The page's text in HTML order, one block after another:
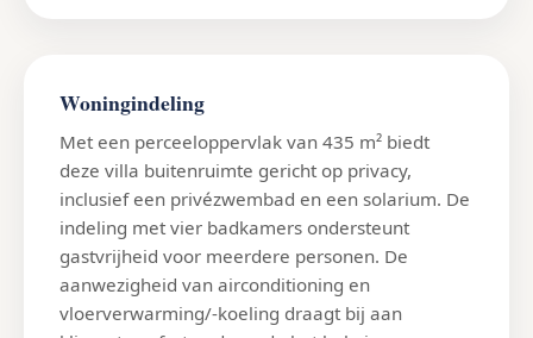
Woningindeling
Met een perceeloppervlak van 435 m² biedt
deze villa buitenruimte gericht op privacy,
inclusief een privézwembad en een solarium. De
indeling met vier badkamers ondersteunt
gastvrijheid voor meerdere personen. De
aanwezigheid van airconditioning en
vloerverwarming/-koeling draagt bij aan